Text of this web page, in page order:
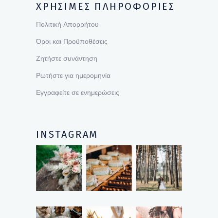
ΧΡΗΣΙΜΕΣ ΠΛΗΡΟΦΟΡΙΕΣ
Πολιτική Απορρήτου
Όροι και Προϋποθέσεις
Ζητήστε συνάντηση
Ρωτήστε για ημερομηνία
Εγγραφείτε σε ενημερώσεις
INSTAGRAM